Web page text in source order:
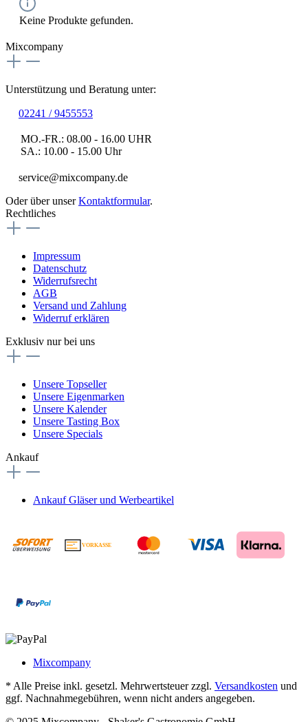
Keine Produkte gefunden.
Mixcompany
Unterstützung und Beratung unter:
02241 / 9455553
MO.-FR.: 08.00 - 16.00 UHR
SA.: 10.00 - 15.00 Uhr
service@mixcompany.de
Oder über unserKontaktformular.
Rechtliches
Impressum
Datenschutz
Widerrufsrecht
AGB
Versand und Zahlung
Widerruf erklären
Exklusiv nur bei uns
Unsere Topseller
Unsere Eigenmarken
Unsere Kalender
Unsere Tasting Box
Unsere Specials
Ankauf
Ankauf Gläser und Werbeartikel
VORKASSE
Mixcompany
* Alle Preise inkl. gesetzl. Mehrwertsteuer zzgl. Versandkosten und
ggf. Nachnahmegebühren, wenn nicht anders angegeben.